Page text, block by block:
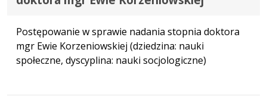
Postępowanie w sprawie nadania stopnia doktora
mgr Ewie Korzeniowskiej (dziedzina: nauki
społeczne, dyscyplina: nauki socjologiczne)